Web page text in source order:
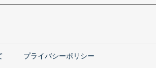
プライバシーポリシー